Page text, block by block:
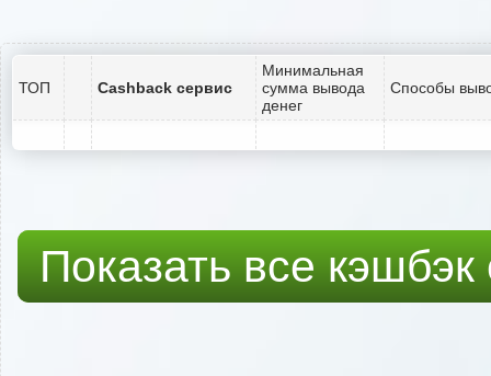
ТОП Cashback сервис
Минимальная
сумма вывода
денег
Способы
Показать все